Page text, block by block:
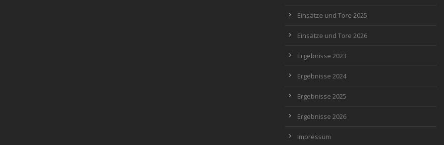
Einsätze und Tore 2025
Einsätze und Tore 2026
Ergebnisse 2023
Ergebnisse 2024
Ergebnisse 2025
Ergebnisse 2026
Impressum